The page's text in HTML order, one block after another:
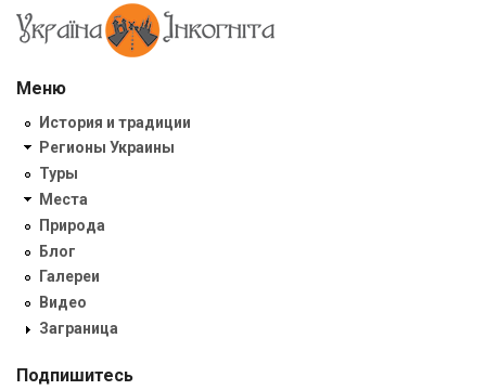
Меню
История и традиции
Регионы Украины
Туры
Места
Природа
Блог
Галереи
Видео
Заграница
Подпишитесь